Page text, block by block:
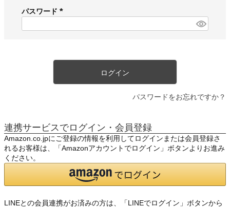
)
パスワード
必
ログイン
パスワードをお忘れですか？
連携サービスでログイン・会員登録
Amazon.co.jpにご登録の情報を利用してログインまたは会員登録さ
れるお客様は、「Amazonアカウントでログイン」ボタンよりお進み
ください。
LINEとの会員連携がお済みの方は、「LINEでログイン」ボタンから